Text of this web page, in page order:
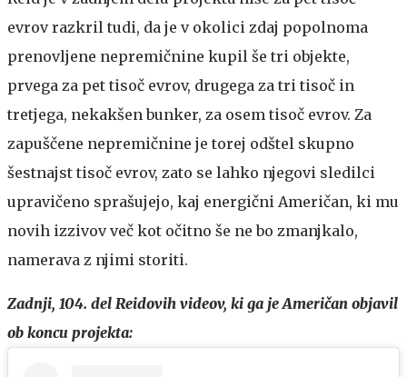
evrov razkril tudi, da je v okolici zdaj popolnoma
prenovljene nepremičnine kupil še tri objekte,
prvega za pet tisoč evrov, drugega za tri tisoč in
tretjega, nekakšen bunker, za osem tisoč evrov. Za
zapuščene nepremičnine je torej odštel skupno
šestnajst tisoč evrov, zato se lahko njegovi sledilci
upravičeno sprašujejo, kaj energični Američan, ki mu
novih izzivov več kot očitno še ne bo zmanjkalo,
namerava z njimi storiti.
Zadnji, 104. del Reidovih videov, ki ga je Američan objavil
ob koncu projekta: